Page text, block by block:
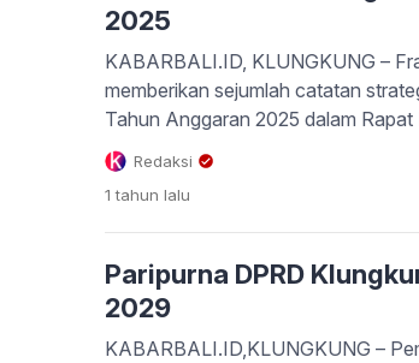
2025
KABARBALI.ID, KLUNGKUNG –
memberikan sejumlah catatan
Tahun Anggaran 2025 dalam
Fraksi Gerindra menekankan agar
mengacu pada Inpres Nomor 1
Surat Edaran Mendagri terkait
“Kami […]
Redaksi
1 tahun lalu
Paripurna DPRD
2029
KABARBALI.ID,KLUNGKUNG –